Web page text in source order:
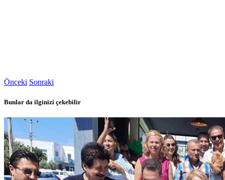
Önceki Sonraki
Bunlar da ilginizi çekebilir